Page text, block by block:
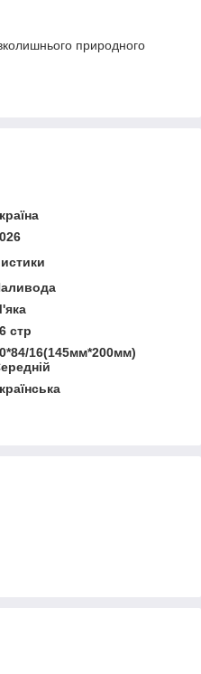
природного
стр
16(145мм*200мм)